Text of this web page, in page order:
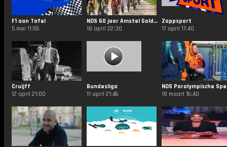
F1 aan Tafel
5 mei 11:55
NOS 60 jaar Amstel Gold Race
18 april 22:30
Zappsport
17 april 17:40
Cruijff
12 april 21:00
Bundesliga
11 april 21:46
18 maart 16:40